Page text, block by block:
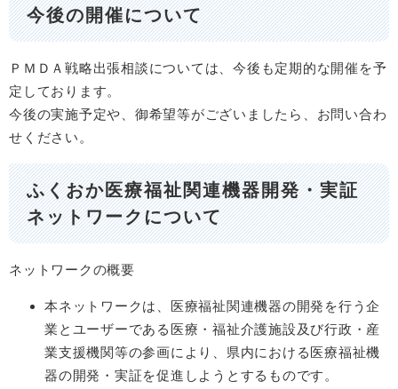
今後の開催について
ＰＭＤＡ戦略出張相談については、今後も定期的な開催を予
定しております。
今後の実施予定や、御希望等がございましたら、お問い合わ
せください。
ふくおか医療福祉関連機器開発・実証
ネットワークについて
ネットワークの概要
本ネットワークは、医療福祉関連機器の開発を行う企
業とユーザーである医療・福祉介護施設及び行政・産
業支援機関等の参画により、県内における医療福祉機
器の開発・実証を促進しようとするものです。